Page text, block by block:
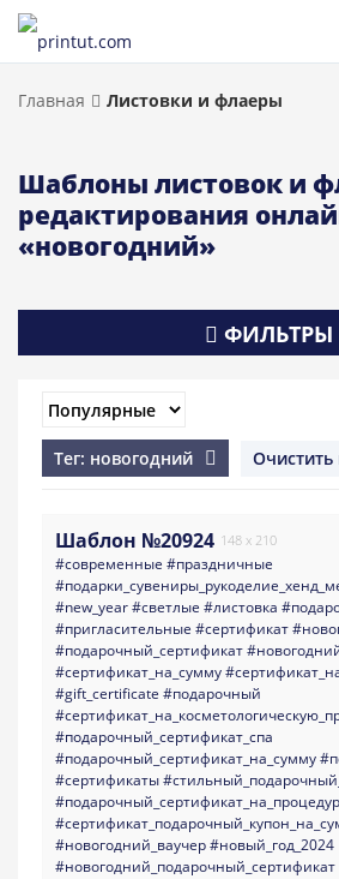
Главная Листовки и флаеры
Шаблоны листовок и
редактирования
«новогодний»
ФИЛЬТРЫ
Тег: новогодний Очистить
Шаблон №20924 148 x 210
#современные #праздничные
#new_year#светлые #листовка
#пригласительные #сертификат
#подарочный_сертификат
#сертификат_на_сумму
#gift_certificate #подарочный
#подарочный_сертификат_спа
#подарочный_сертификат_на_сумму
#сертификаты
#новогодний_ваучер#новый_год_2024
#новогодний_подарочный_сертификат